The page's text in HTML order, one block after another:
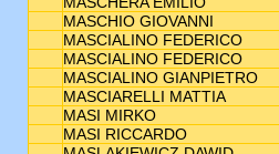
MASCHIO GIOVANNI
MASCIALINO FEDERICO
MASCIALINO FEDERICO
MASCIALINO GIANPIETRO
MASCIARELLI MATTIA
MASI MIRKO
MASI RICCARDO